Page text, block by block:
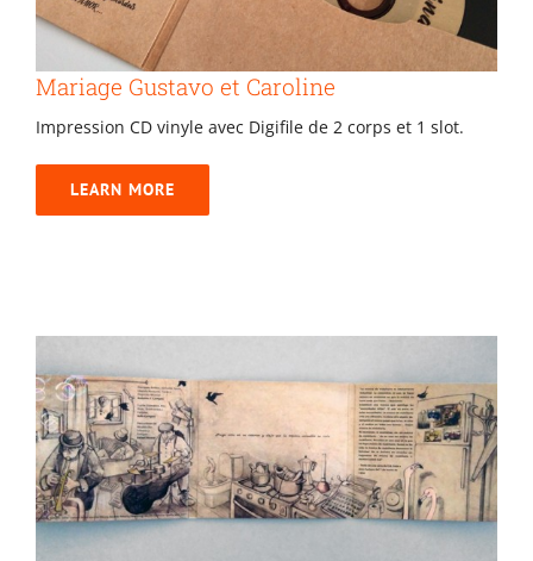
Mariage Gustavo et Caroline
Impression CD vinyle avec Digifile de 2 corps et 1 slot.
LEARN MORE